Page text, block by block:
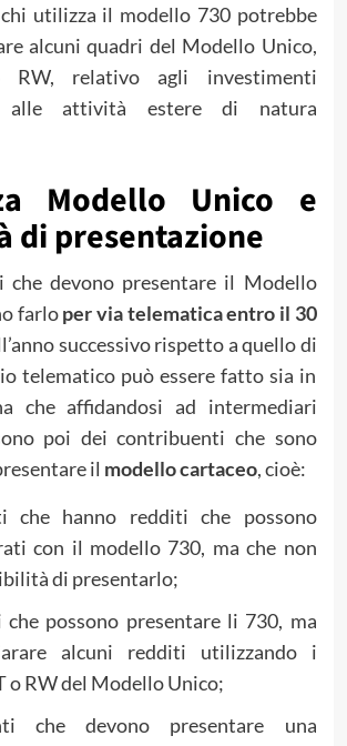
utilizza il modello 730 potrebbe
alcuni quadri del Modello Unico,
RW, relativo agli investimenti
alle attività estere di natura
Modello Unico e
di presentazione
che devono presentare il Modello
farloper via telematica entro il 30
successivo rispetto a quello di
telematico può essere fatto sia in
che affidandosi ad intermediari
poi dei contribuenti che sono
il modello cartaceo, cioè:
che hanno redditi che possono
con il modello 730, ma che non
di presentarlo;
possono presentare li 730, ma
alcuni redditi utilizzando i
o RW del Modello Unico;
che devono presentare una